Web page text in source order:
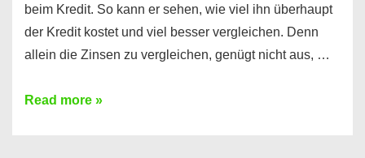
beim Kredit. So kann er sehen, wie viel ihn überhaupt
der Kredit kostet und viel besser vergleichen. Denn
allein die Zinsen zu vergleichen, genügt nicht aus, …
Ganz
Read more »